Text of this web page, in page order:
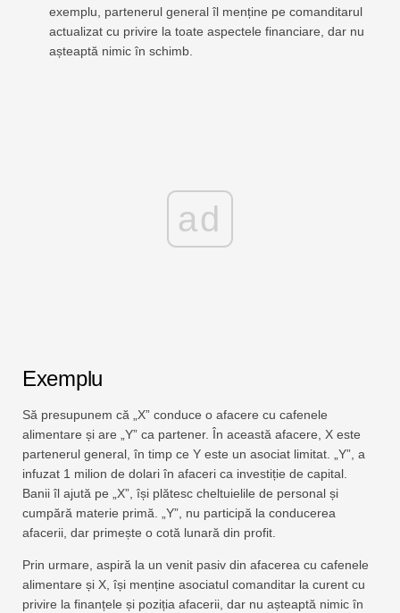
exemplu, partenerul general îl menține pe comanditarul
actualizat cu privire la toate aspectele financiare, dar nu
așteaptă nimic în schimb.
ad
Exemplu
Să presupunem că „X” conduce o afacere cu cafenele
alimentare și are „Y” ca partener. În această afacere, X este
partenerul general, în timp ce Y este un asociat limitat. „Y”, a
infuzat 1 milion de dolari în afaceri ca investiție de capital.
Banii îl ajută pe „X”, își plătesc cheltuielile de personal și
cumpără materie primă. „Y”, nu participă la conducerea
afacerii, dar primește o cotă lunară din profit.
Prin urmare, aspiră la un venit pasiv din afacerea cu cafenele
alimentare și X, își menține asociatul comanditar la curent cu
privire la finanțele și poziția afacerii, dar nu așteaptă nimic în